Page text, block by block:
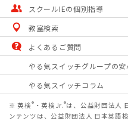
スクールIEの個別指導
教室検索
よくあるご質問
やる気スイッチグループの
やる気スイッチコラム
※ 英検® ・英検Jr.®は、公益財団法人
ンテンツは、公益財団法人 日本英語